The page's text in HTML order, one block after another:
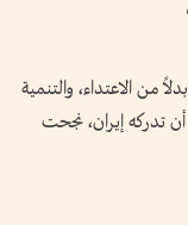
من الاعتداء، والتنمية
تدركه إيران، نجحت